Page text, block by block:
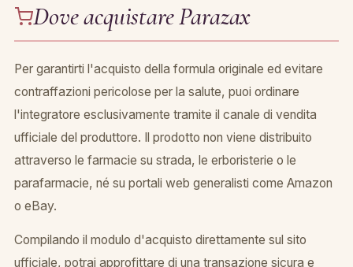
Dove acquistare Parazax
Per garantirti l'acquisto della formula originale ed evitare
contraffazioni pericolose per la salute, puoi ordinare
l'integratore esclusivamente tramite il canale di vendita
ufficiale del produttore. Il prodotto non viene distribuito
attraverso le farmacie su strada, le erboristerie o le
parafarmacie, né su portali web generalisti come Amazon
o eBay.
Compilando il modulo d'acquisto direttamente sul sito
ufficiale, potrai approfittare di una transazione sicura e